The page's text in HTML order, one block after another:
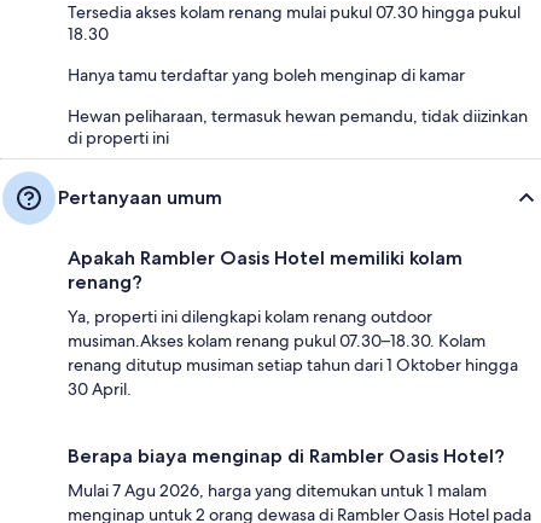
Tersedia akses kolam renang mulai pukul 07.30 hingga pukul
18.30
Hanya tamu terdaftar yang boleh menginap di kamar
Hewan peliharaan, termasuk hewan pemandu, tidak diizinkan
di properti ini
Pertanyaan umum
Apakah Rambler Oasis Hotel memiliki kolam
renang?
Ya, properti ini dilengkapi kolam renang outdoor
musiman.Akses kolam renang pukul 07.30–18.30. Kolam
renang ditutup musiman setiap tahun dari 1 Oktober hingga
30 April.
Berapa biaya menginap di Rambler Oasis Hotel?
Mulai 7 Agu 2026, harga yang ditemukan untuk 1 malam
menginap untuk 2 orang dewasa di Rambler Oasis Hotel pada